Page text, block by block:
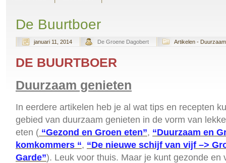
De Buurtboer
januari 11, 2014 De Groene Dagobert Artikelen -
DE BUURTBOER
Duurzaam genieten
In eerdere artikelen heb je al wat tips en recepten
gebied van duurzaam genieten in de vorm van
eten ( “Gezond en Groen eten”, “Duurzaam en
komkommers “, “De nieuwe schijf van vijf –>
Garde”). Leuk voor thuis. Maar je kunt gezonde en